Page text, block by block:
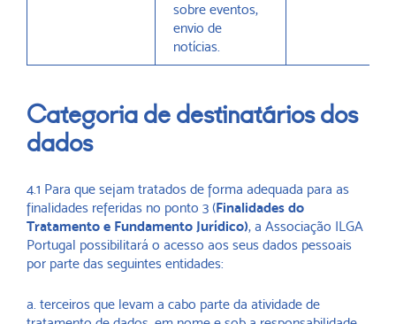
sobre eventos,
envio de
notícias.
Categoria de destinatários dos
dados
4.1 Para que sejam tratados de forma adequada para as
finalidades referidas no ponto 3 (Finalidades do
Tratamento e Fundamento Jurídico), a Associação ILGA
Portugal possibilitará o acesso aos seus dados pessoais
por parte das seguintes entidades:
a. terceiros que levam a cabo parte da atividade de